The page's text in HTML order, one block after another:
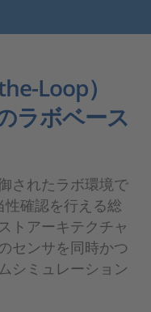
Loop）
ラボベース
されたラボ環境で
性確認を行える総
トアーキテクチャ
センサを同時かつ
シミュレーション